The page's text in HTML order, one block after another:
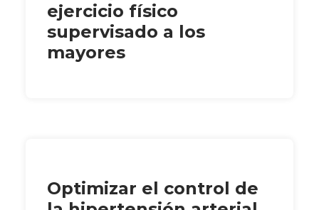
ejercicio físico
supervisado a los
mayores
Optimizar el control de